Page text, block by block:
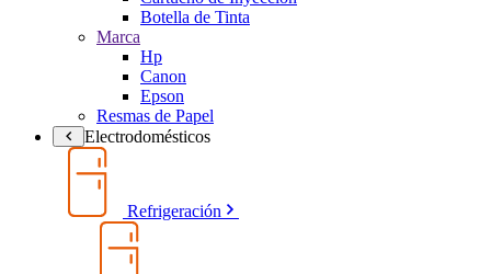
Botella de Tinta
Marca
Hp
Canon
Epson
Resmas de Papel
Electrodomésticos
Refrigeración